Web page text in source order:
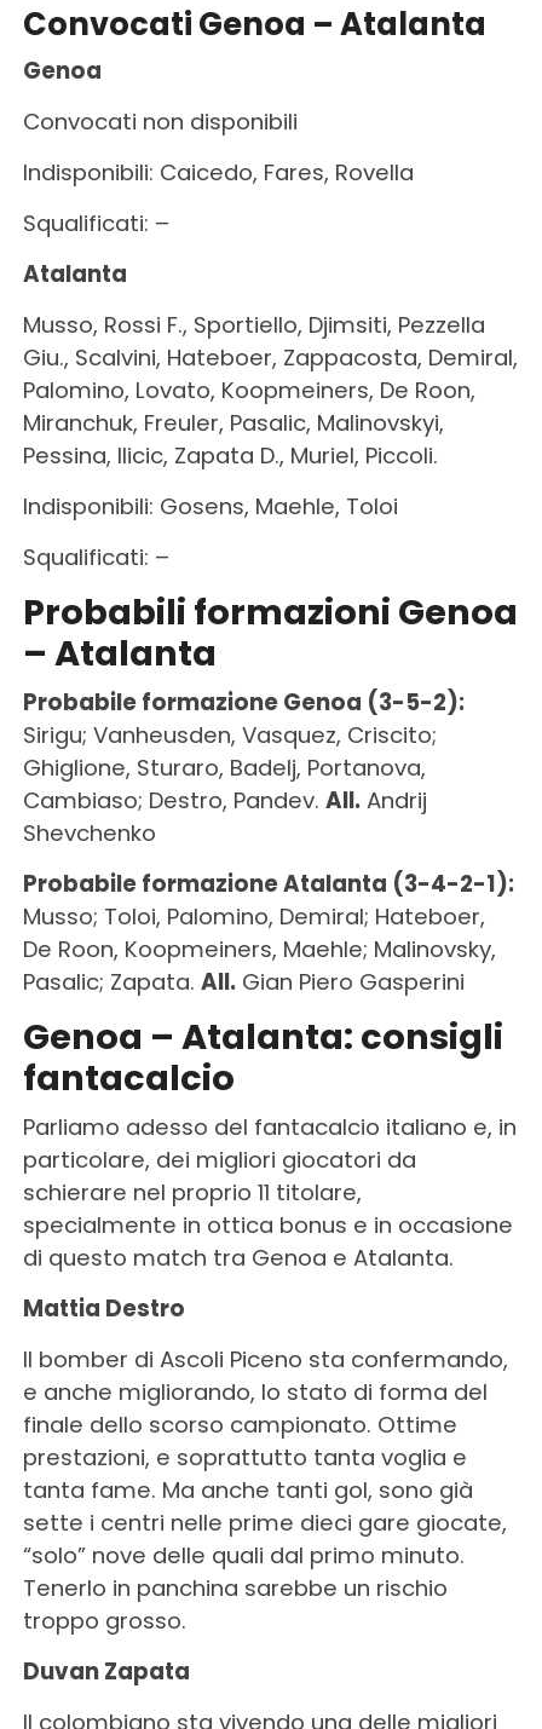
Convocati Genoa – Atalanta
Genoa
Convocati non disponibili
Indisponibili: Caicedo, Fares, Rovella
Squalificati: –
Atalanta
Musso, Rossi F., Sportiello, Djimsiti, Pezzella
Giu., Scalvini, Hateboer, Zappacosta, Demiral,
Palomino, Lovato, Koopmeiners, De Roon,
Miranchuk, Freuler, Pasalic, Malinovskyi,
Pessina, Ilicic, Zapata D., Muriel, Piccoli.
Indisponibili: Gosens, Maehle, Toloi
Squalificati: –
Probabili formazioni Genoa
– Atalanta
Probabile formazione Genoa (3-5-2):
Sirigu; Vanheusden, Vasquez, Criscito;
Ghiglione, Sturaro, Badelj, Portanova,
Cambiaso; Destro, Pandev. All. Andrij
Shevchenko
Probabile formazione Atalanta (3-4-2-1):
Musso; Toloi, Palomino, Demiral; Hateboer,
De Roon, Koopmeiners, Maehle; Malinovsky,
Pasalic; Zapata. All. Gian Piero Gasperini
Genoa – Atalanta: consigli
fantacalcio
Parliamo adesso del fantacalcio italiano e, in
particolare, dei migliori giocatori da
schierare nel proprio 11 titolare,
specialmente in ottica bonus e in occasione
di questo match tra Genoa e Atalanta.
Mattia Destro
Il bomber di Ascoli Piceno sta confermando,
e anche migliorando, lo stato di forma del
finale dello scorso campionato. Ottime
prestazioni, e soprattutto tanta voglia e
tanta fame. Ma anche tanti gol, sono già
sette i centri nelle prime dieci gare giocate,
“solo” nove delle quali dal primo minuto.
Tenerlo in panchina sarebbe un rischio
troppo grosso.
Duvan Zapata
Il colombiano sta vivendo una delle migliori